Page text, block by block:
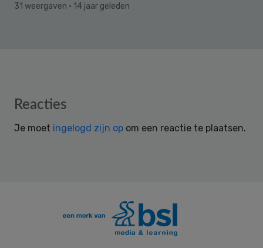
31 weergaven · 14 jaar geleden
Reader
Reacties
Je moet ingelogd zijn op om een reactie te plaatsen.